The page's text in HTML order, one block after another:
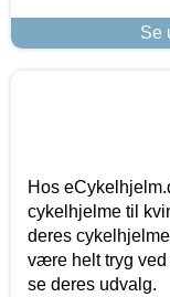
Se
Hos
cykelhjelme til
deres
være helt tryg ved
se deres udvalg.